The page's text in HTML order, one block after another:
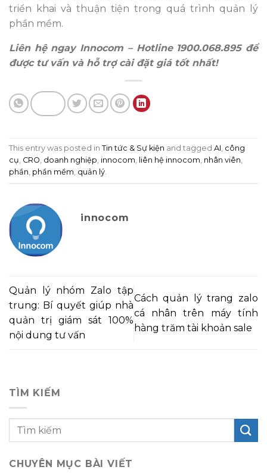
triển khai và thuận tiện trong quá trình quản lý
phần mềm.
Liên hệ ngay Innocom – Hotline 1900.068.895 để
được tư vấn và hỗ trợ cài đặt giá tốt nhất!
This entry was posted in Tin tức & Sự kiện and tagged AI, công
cụ, CRO, doanh nghiệp, innocom, liên hệ innocom, nhân viên,
phần, phần mềm, quản lý.
innocom
Quản lý nhóm Zalo tập
trung: Bí quyết giúp nhà
quản trị giám sát 100%
nội dung tư vấn
Cách quản lý trang zalo
cá nhân trên máy tính
hàng trăm tài khoản sale
TÌM KIẾM
CHUYÊN MỤC BÀI VIẾT